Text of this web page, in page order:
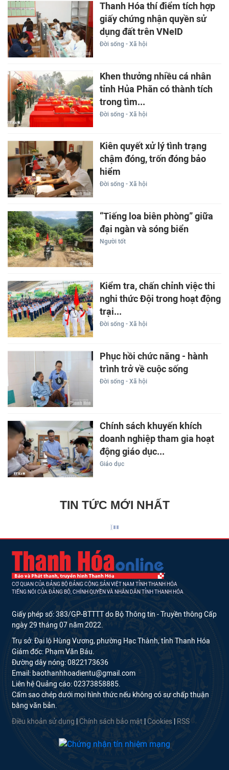
Thanh Hóa thí điểm tích hợp
giấy chứng nhận quyền sử
dụng đất trên VNeID
Đời sống - Xã hội
Khen thưởng nhiều cá nhân
tỉnh Hủa Phăn có thành tích
trong tìm...
Đời sống - Xã hội
Kiên quyết xử lý tình trạng
chậm đóng, trốn đóng bảo
hiểm
Đời sống - Xã hội
“Tiếng loa biên phòng” giữa
đại ngàn và sóng biển
Người tốt
Kiểm tra, chấn chỉnh việc thi
nghi thức Đội trong hoạt động
trại...
Đời sống - Xã hội
Phục hồi chức năng - hành
trình trở về cuộc sống
Đời sống - Xã hội
Chính sách khuyến khích
doanh nghiệp tham gia hoạt
động giáo dục...
Giáo dục
TIN TỨC MỚI NHẤT
CƠ QUAN CỦA ĐẢNG BỘ ĐẢNG CỘNG SẢN VIỆT NAM TỈNH THANH HÓA
TIẾNG NÓI CỦA ĐẢNG BỘ, CHÍNH QUYỀN VÀ NHÂN DÂN TỈNH THANH HÓA
Giấy phép số: 383/GP-BTTTT do Bộ Thông tin - Truyền thông Cấp
ngày 29 tháng 07 năm 2022.
Trụ sở: Đại lộ Hùng Vương, phường Hạc Thành, tỉnh Thanh Hóa
Giám đốc: Phạm Văn Báu.
Đường dây nóng: 0822173636
Email: baothanhhoadientu@gmail.com
Liên hệ Quảng cáo: 02373858885.
Cấm sao chép dưới mọi hình thức nếu không có sự chấp thuận
bằng văn bản.
Điều khoản sử dụng Chính sách bảo mật Cookies RSS